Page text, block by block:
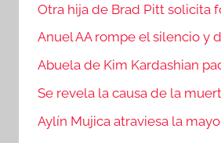
Otra hija de Brad Pitt solicita
Anuel AA rompe el silencio y
Abuela de Kim Kardashian
Se revela la causa de la
Aylín Mujica atraviesa la